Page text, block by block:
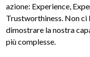
azione: Experience,
Trustworthiness. Non
dimostrare la nostra
più complesse.